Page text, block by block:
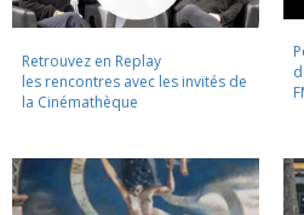
Retrouvez en Replay
les rencontres avec les invités de
la Cinémathèque